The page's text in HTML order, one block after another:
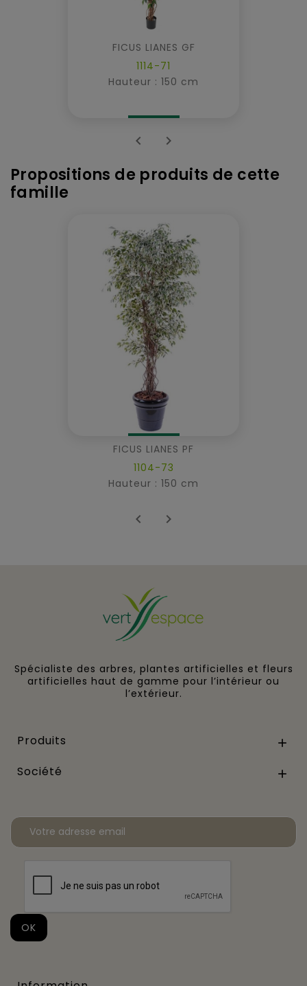
FICUS LIANES GF
1114-71
Hauteur : 150 cm
 
Propositions de produits de cette
famille
FICUS LIANES PF
1104-73
Hauteur : 150 cm
 
Spécialiste des arbres, plantes artificielles et fleurs
artificielles haut de gamme pour l’intérieur ou
l’extérieur.
Produits 
Société 